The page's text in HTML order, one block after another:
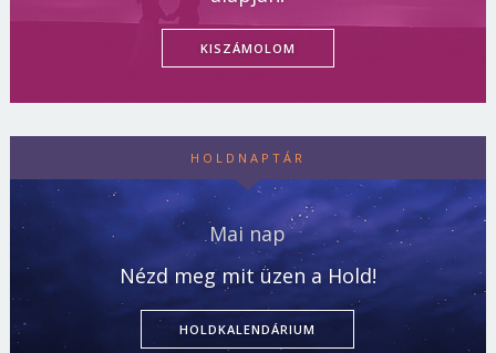
KISZÁMOLOM
HOLDNAPTÁR
Mai nap
Nézd meg mit üzen a Hold!
HOLDKALENDÁRIUM